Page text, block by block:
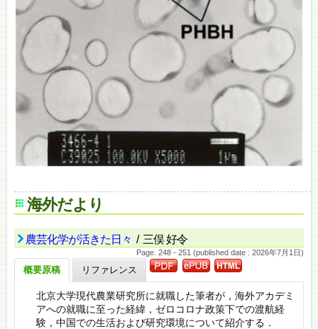
海外だより
農芸化学が活きた日々 / 三俣 好令
Page. 248 - 251 (published date : 2026年7月1日)
概要原稿 リファレンス
北京大学現代農業研究所に就職した筆者が，海外アカデミ
アへの就職に至った経緯，ゼロコロナ政策下での渡航経
験，中国での生活および研究環境について紹介する．